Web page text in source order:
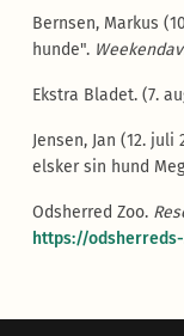
Bernsen, Markus
hunde".
Ekstra Bladet. (7.
Jensen, Jan (12.
elsker sin hund
Odsherred Zoo.
https://